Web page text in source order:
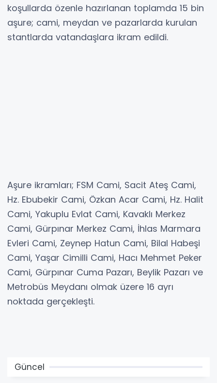
koşullarda özenle hazırlanan toplamda 15 bin
aşure; cami, meydan ve pazarlarda kurulan
stantlarda vatandaşlara ikram edildi.
Aşure ikramları; FSM Cami, Sacit Ateş Cami,
Hz. Ebubekir Cami, Özkan Acar Cami, Hz. Halit
Cami, Yakuplu Evlat Cami, Kavaklı Merkez
Cami, Gürpınar Merkez Cami, İhlas Marmara
Evleri Cami, Zeynep Hatun Cami, Bilal Habeşi
Cami, Yaşar Cimilli Cami, Hacı Mehmet Peker
Cami, Gürpınar Cuma Pazarı, Beylik Pazarı ve
Metrobüs Meydanı olmak üzere 16 ayrı
noktada gerçekleşti.
Güncel